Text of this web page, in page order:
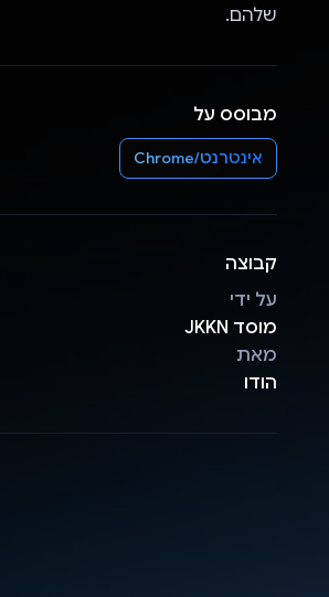
שלהם.
מבוסס על
אינטרנט/Chrome
קבוצה
על ידי
מוסד JKKN
מאת
הודו